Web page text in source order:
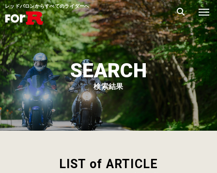
レッドバロンからすべてのライダーへ
SEARCH
検索結果
LIST of ARTICLE